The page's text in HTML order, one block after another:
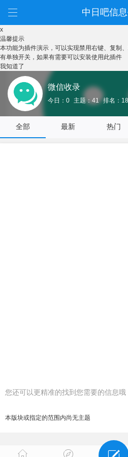
中日吧信
x
温馨提示
本功能为插件演示，可以实现禁用右键、复制
有单独开关，如果有需要可以安装使用此插件
我知道了
微信收录
今日：0 主题：41 排名：18
全部 最新 热门
您还可以更精准的找到您需要的信息哦
本版块或指定的范围内尚无主题